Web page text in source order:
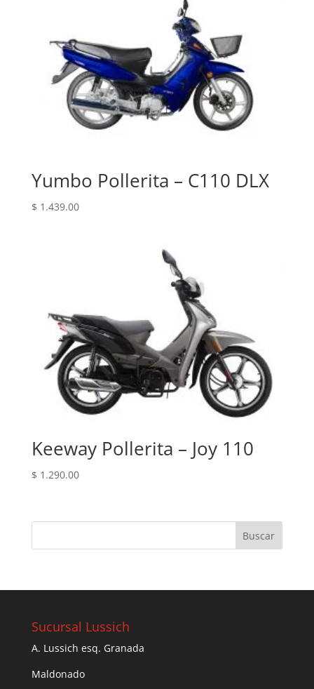
Yumbo Pollerita – C110 DLX
$ 1.439.00
Keeway Pollerita – Joy 110
$ 1.290.00
Sucursal Lussich
A. Lussich esq. Granada
Maldonado